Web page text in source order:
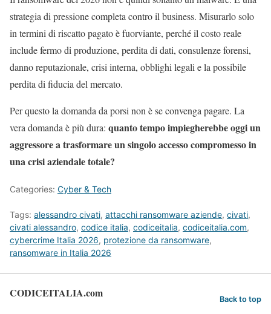
strategia di pressione completa contro il business. Misurarlo solo
in termini di riscatto pagato è fuorviante, perché il costo reale
include fermo di produzione, perdita di dati, consulenze forensi,
danno reputazionale, crisi interna, obblighi legali e la possibile
perdita di fiducia del mercato.
Per questo la domanda da porsi non è se convenga pagare. La
vera domanda è più dura: quanto tempo impiegherebbe oggi un
aggressore a trasformare un singolo accesso compromesso in
una crisi aziendale totale?
Categories: Cyber & Tech
Tags: alessandro civati, attacchi ransomware aziende, civati,
civati alessandro, codice italia, codiceitalia, codiceitalia.com,
cybercrime Italia 2026, protezione da ransomware,
ransomware in Italia 2026
CODICEITALIA.com Back to top